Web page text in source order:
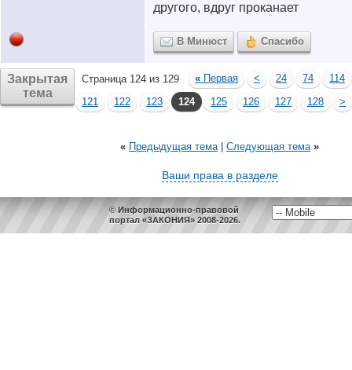
другого, вдруг проканает
В Минюст Спасибо
Закрытая
тема
Страница 124 из 129 « Первая < 24 74
114
121
122 123 124 125 126 127 128 >
« Предыдущая тема| Следующая тема »
Ваши права в разделе
© Информационно-правовой
портал «ЗАКОНИЯ» 2008-2026.